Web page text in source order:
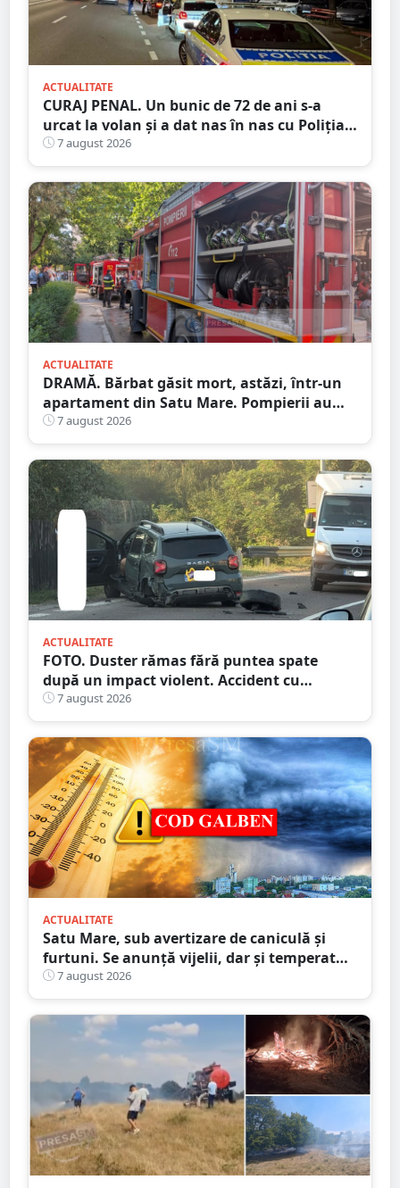
ACTUALITATE
CURAJ PENAL. Un bunic de 72 de ani s-a
urcat la volan și a dat nas în nas cu Poliția
Satu Mare
7 august 2026
ACTUALITATE
DRAMĂ. Bărbat găsit mort, astăzi, într-un
apartament din Satu Mare. Pompierii au
spart ușa
7 august 2026
ACTUALITATE
FOTO. Duster rămas fără puntea spate
după un impact violent. Accident cu
implicarea unei mașini din Satu Mare
7 august 2026
ACTUALITATE
Satu Mare, sub avertizare de caniculă și
furtuni. Se anunță vijelii, dar și temperaturi
ridicate. Avertizarea ANM
7 august 2026